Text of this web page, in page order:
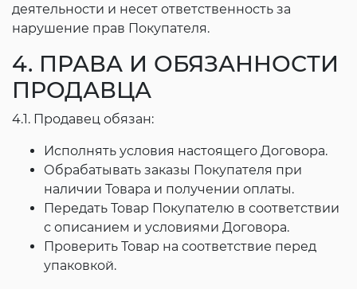
деятельности и несет ответственность за
нарушение прав Покупателя.
4. ПРАВА И ОБЯЗАННОСТИ
ПРОДАВЦА
4.1. Продавец обязан:
Исполнять условия настоящего Договора.
Обрабатывать заказы Покупателя при
наличии Товара и получении оплаты.
Передать Товар Покупателю в соответствии
с описанием и условиями Договора.
Проверить Товар на соответствие перед
упаковкой.